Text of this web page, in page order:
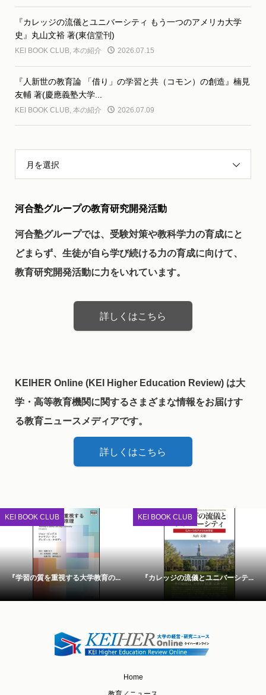
『カレッジの流儀とユニバーシティ もう一つのアメリカ大学
史』丸山文裕 著(東信堂刊)
KEI BOOK CLUB, 本の紹介 2026.07.15
『人新世の教育論 「借り」の学習と共（コモン）の創造』楠見
友輔 著(慶應義塾大学...
KEI BOOK CLUB, 本の紹介 2026.07.09
月を選択
河合塾グループの教育研究開発活動
河合塾グループでは、受験対策や教科学力の育成にと
どまらず、生徒が自ら学び続ける力の育成に向けて、
教育研究開発活動に力をいれています。
詳しくはこちら
KEIHER Online (KEI Higher Education Review) は大
学・高等教育機関に関するさまざまな情報をお届けす
る教育ニュースメディアです。
詳しくはこちら
KEI BOOK CLUB
『学習の質を重視する大学教育の...
KEI BOOK CLUB
『カレッジの流儀とユニバーシテ...
Home